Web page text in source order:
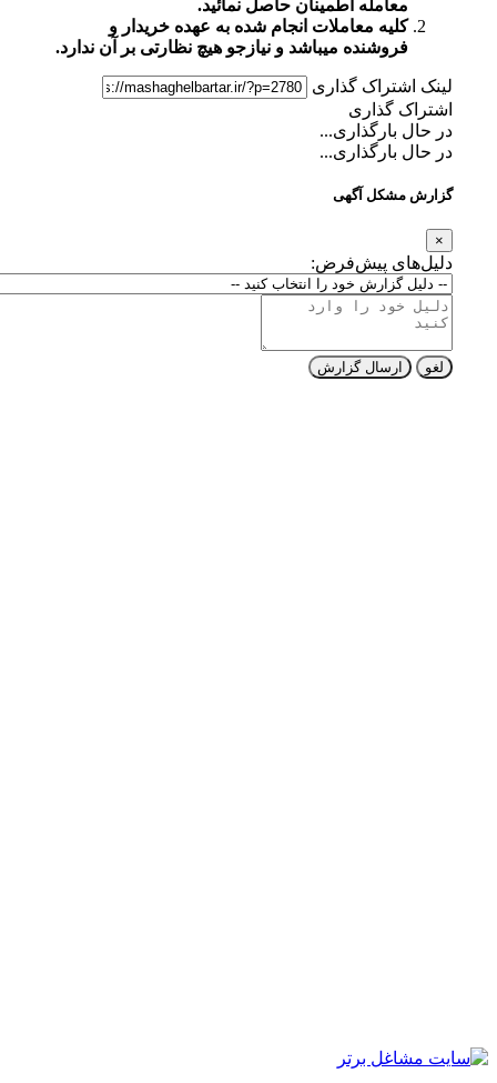
معامله اطمینان حاصل نمائید.
کلیه معاملات انجام شده به عهده خریدار و
فروشنده میباشد و نیازجو هیچ نظارتی بر آن ندارد.
لینک اشتراک گذاری
اشتراک گذاری
در حال بارگذاری...
در حال بارگذاری...
گزارش مشکل آگهی
دلیل‌های پیش‌فرض:
ارسال گزارش